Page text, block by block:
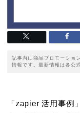
記事内に商品プロモーショ
情報です。最新情報は各公
「zapier 活用事例